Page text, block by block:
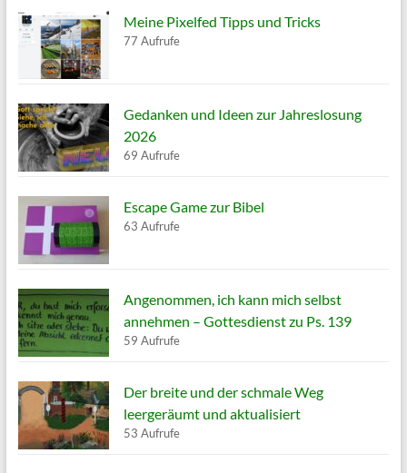
Meine Pixelfed Tipps und Tricks
77 Aufrufe
Gedanken und Ideen zur Jahreslosung
2026
69 Aufrufe
Escape Game zur Bibel
63 Aufrufe
Angenommen, ich kann mich selbst
annehmen – Gottesdienst zu Ps. 139
59 Aufrufe
Der breite und der schmale Weg
leergeräumt und aktualisiert
53 Aufrufe